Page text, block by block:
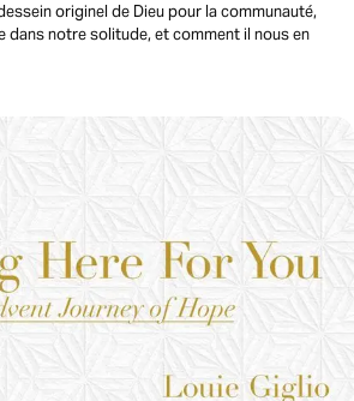
originel de Dieu pour la communauté,
dans notre solitude, et comment il nous en